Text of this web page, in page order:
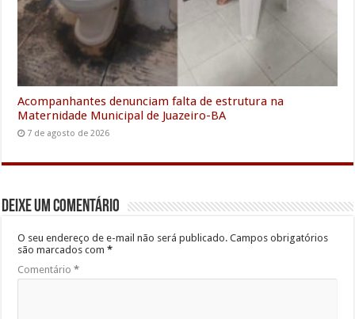
Acompanhantes denunciam falta de estrutura na
Maternidade Municipal de Juazeiro-BA
7 de agosto de 2026
Deixe um comentário
O seu endereço de e-mail não será publicado. Campos obrigatórios
são marcados com*
Comentário*